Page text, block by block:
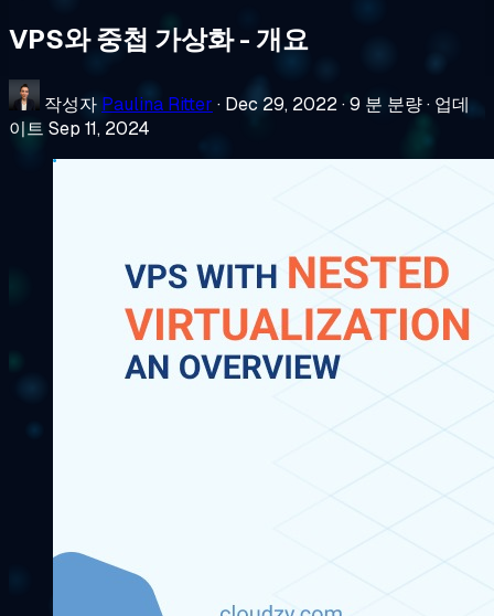
VPS와 중첩 가상화 - 개요
작성자 Paulina Ritter · Dec 29, 2022·9 분 분량· 업데
이트 Sep 11, 2024